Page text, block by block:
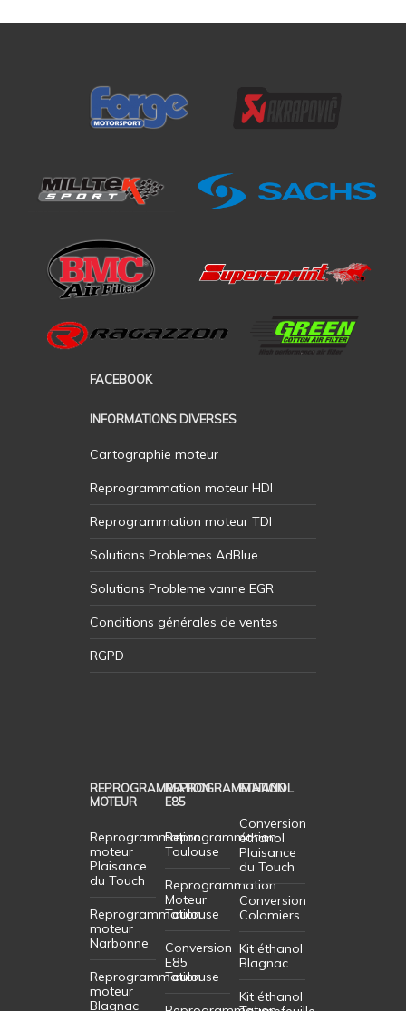
FACEBOOK
INFORMATIONS DIVERSES
Cartographie moteur
Reprogrammation moteur HDI
Reprogrammation moteur TDI
Solutions Problemes AdBlue
Solutions Probleme vanne EGR
Conditions générales de ventes
RGPD
REPROGRAMMATION
MOTEUR
Reprogrammation
moteur
Plaisance
du Touch
Reprogrammation
moteur
Narbonne
Reprogrammation
moteur
Blagnac
REPROGRAMMATION
E85
Reprogrammation
Toulouse
Reprogrammation
Moteur
Toulouse
Conversion
E85
Toulouse
ETHANOL
Conversion
éthanol
Plaisance
du Touch
Conversion
Colomiers
Kit éthanol
Blagnac
Kit éthanol